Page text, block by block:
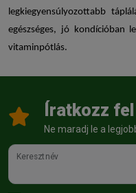
legkiegyensúlyozottabb
egészséges, jó kondícióban
vitaminpótlás.
Íratkozz
Ne maradj le a
Keresztnév